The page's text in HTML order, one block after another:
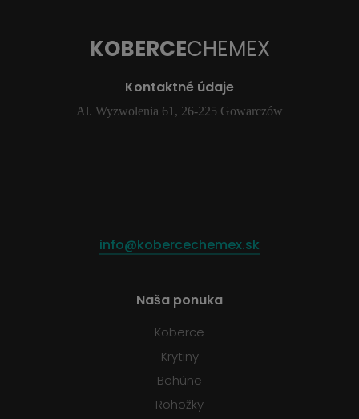
KOBERCECHEMEX
Kontaktné údaje
Al. Wyzwolenia 61, 26-225 Gowarczów
info@kobercechemex.sk
Naša ponuka
Koberce
Krytiny
Behúne
Rohožky